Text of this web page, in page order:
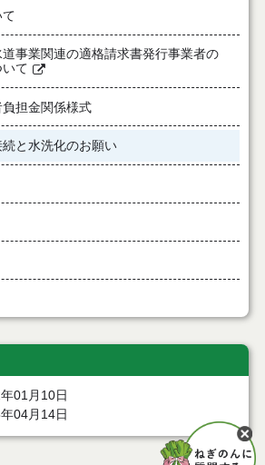
事業関連の適格請求書発行事業者の
て
担金関係様式
と水洗化のお願い
01月10日
04月14日